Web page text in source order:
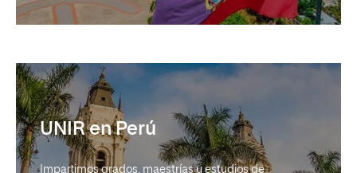
UNIR en Perú
Impartimos grados, maestrías y estudios de